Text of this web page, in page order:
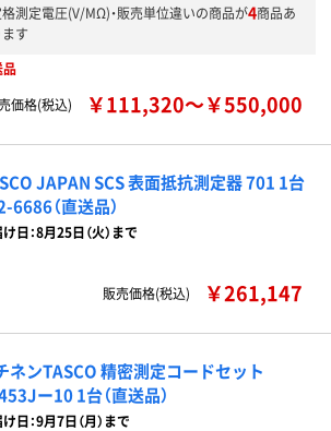
格測定電圧(V/MΩ)・販売単位違いの商品が4商品あ
ます
品
価格(税込)
￥111,320～￥550,000
JAPAN SCS 表面抵抗測定器 701 1台
6686（直送品）
日：8月25日（火）まで
販売価格(税込) ￥261,147
ネンTASCO 精密測定コードセット
ー10 1台（直送品）
日：9月7日（月）まで